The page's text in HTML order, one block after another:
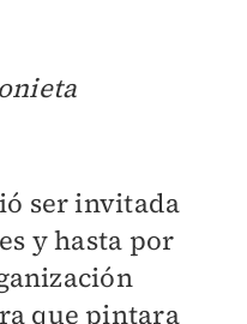
ser invitada
y hasta por
que pintara